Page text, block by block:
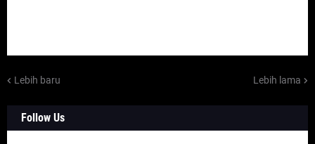
Lebih baru Lebih lama
Follow Us